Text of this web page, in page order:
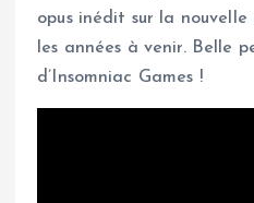
opus inédit sur la nouvelle
les années à venir. Belle
d’Insomniac Games !